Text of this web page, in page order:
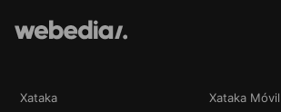
Xataka Xataka Móvil